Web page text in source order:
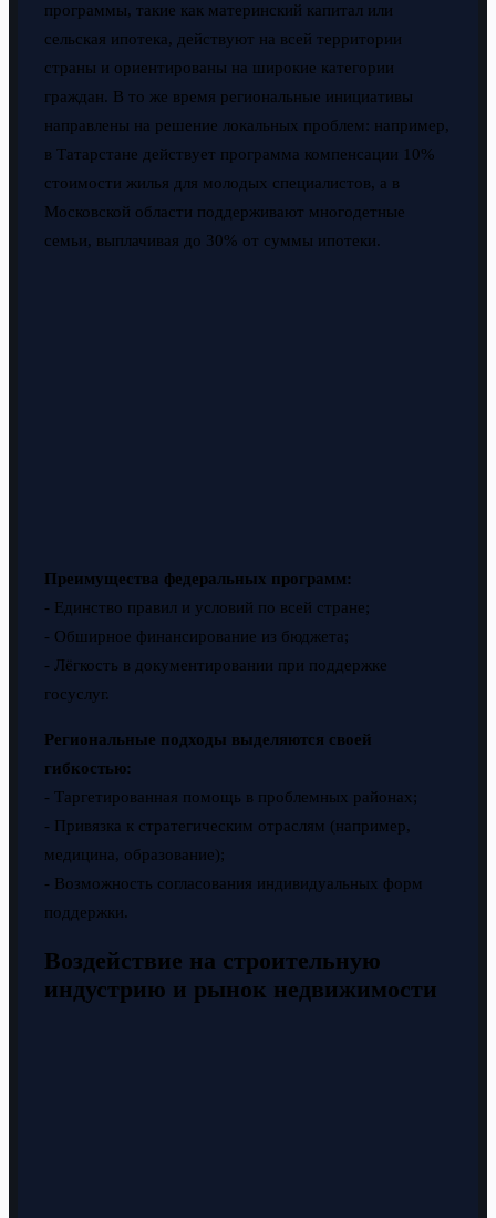
программы, такие как материнский капитал или
сельская ипотека, действуют на всей территории
страны и ориентированы на широкие категории
граждан. В то же время региональные инициативы
направлены на решение локальных проблем: например,
в Татарстане действует программа компенсации 10%
стоимости жилья для молодых специалистов, а в
Московской области поддерживают многодетные
семьи, выплачивая до 30% от суммы ипотеки.
Преимущества федеральных программ:
- Единство правил и условий по всей стране;
- Обширное финансирование из бюджета;
- Лёгкость в документировании при поддержке
госуслуг.
Региональные подходы выделяются своей
гибкостью:
- Таргетированная помощь в проблемных районах;
- Привязка к стратегическим отраслям (например,
медицина, образование);
- Возможность согласования индивидуальных форм
поддержки.
Воздействие на строительную
индустрию и рынок недвижимости